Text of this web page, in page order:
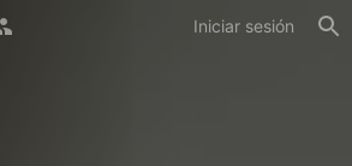
Iniciar sesión